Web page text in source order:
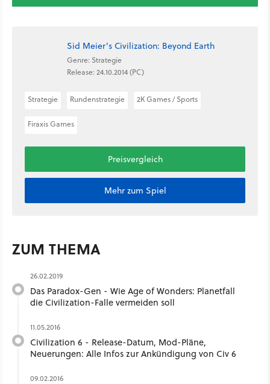
Sid Meier's Civilization: Beyond Earth
Genre: Strategie
Release: 24.10.2014 (PC)
Strategie Rundenstrategie 2K Games / Sports
Firaxis Games
Preisvergleich
Mehr zum Spiel
ZUM THEMA
26.02.2019
Das Paradox-Gen - Wie Age of Wonders: Planetfall
die Civilization-Falle vermeiden soll
11.05.2016
Civilization 6 - Release-Datum, Mod-Pläne,
Neuerungen: Alle Infos zur Ankündigung von Civ 6
09.02.2016